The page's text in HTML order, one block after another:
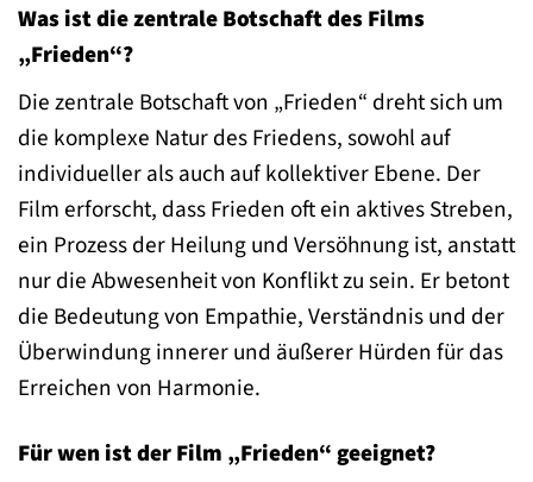
Was ist die zentrale Botschaft des Films
„Frieden“?
Die zentrale Botschaft von „Frieden“ dreht sich um
die komplexe Natur des Friedens, sowohl auf
individueller als auch auf kollektiver Ebene. Der
Film erforscht, dass Frieden oft ein aktives Streben,
ein Prozess der Heilung und Versöhnung ist, anstatt
nur die Abwesenheit von Konflikt zu sein. Er betont
die Bedeutung von Empathie, Verständnis und der
Überwindung innerer und äußerer Hürden für das
Erreichen von Harmonie.
Für wen ist der Film „Frieden“ geeignet?